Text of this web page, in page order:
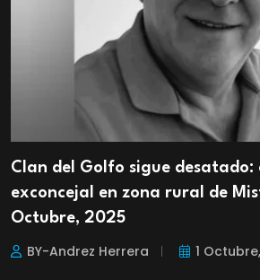
Clan del Golfo sigue desatado:
exconcejal en zona rural de
Octubre, 2025
BY-Andrez Herrera 1